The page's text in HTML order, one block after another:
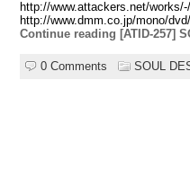
http://www.attackers.net/
http://www.dmm.co.jp/mono/
Continue reading [ATID-257]
0 Comments SOUL